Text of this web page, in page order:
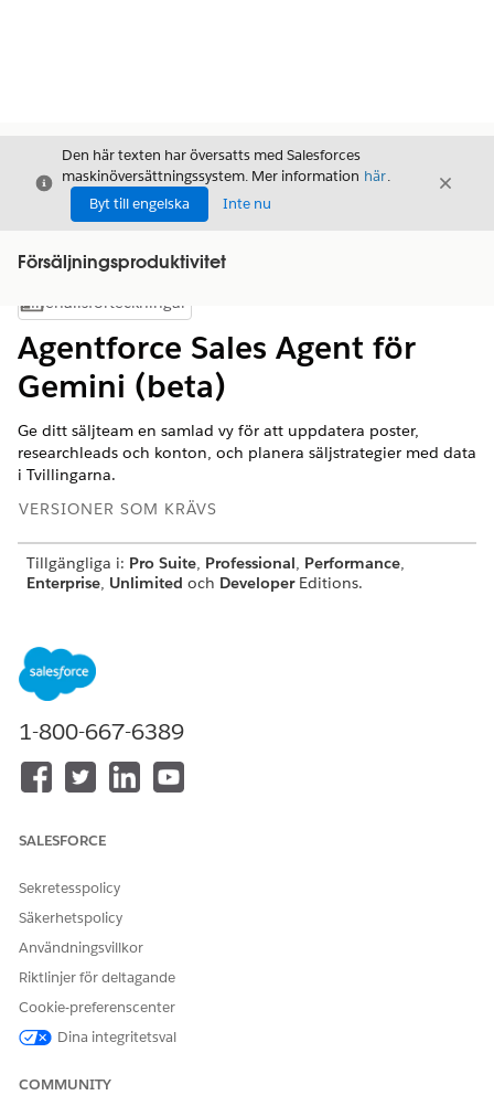
Stäng
Den här texten har översatts med Salesforces
maskinöversättningssystem. Mer information här.
Byt till engelska
Inte nu
Stäng
Försäljningsproduktivitet
Visa innehållsförteckning
Innehållsförteckningar
Agentforce Sales Agent för
Gemini (beta)
Ge ditt säljteam en samlad vy för att uppdatera poster,
researchleads och konton, och planera säljstrategier med data
i Tvillingarna.
VERSIONER SOM KRÄVS
Tillgängliga i: Pro Suite, Professional, Performance,
Enterprise, Unlimited och DeveloperEditions.
endast på engelska för tillfället.
Konfigurera Agentforce Sales Agent för Gemini (beta)
Enterprise så att dina säljare kan undersöka leads och
enda vy hjälper säljare att planera strategier och avsluta
affärer snabbare utan att växla mellan två arbetsområden.
Anslut ditt Salesforce-konto till Agentforce Sales Agent för
Gemini (beta)
För att använda Agentforce Sales Agent för Gemini, anslut
ditt Salesforce-konto i Gemini.
1-800-667-6389
SALESFORCE
Sekretesspolicy
Säkerhetspolicy
Användningsvillkor
Riktlinjer för deltagande
Cookie-preferenscenter
Dina integritetsval
COMMUNITY